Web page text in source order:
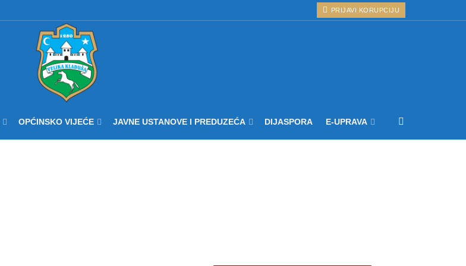
PRIJAVI KORUPCIJU
OPĆINSKO VIJEĆE JAVNE USTANOVE I PREDUZEĆA DIJASPORA E-UPRAVA